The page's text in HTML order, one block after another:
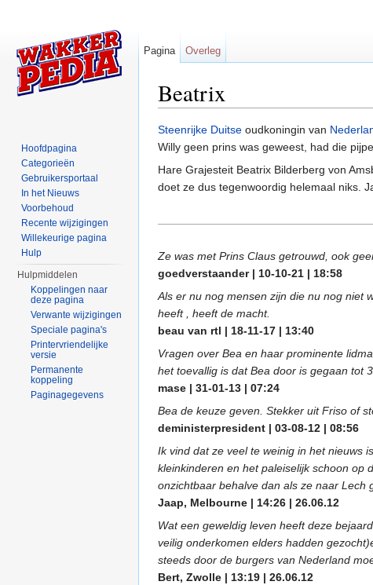
Beatrix
Steenrijke Duitse oudkoningin van
Willy geen prins was geweest, had die
Hare Grajesteit Beatrix Bilderberg von
doet ze dus tegenwoordig helemaal niks.
Ze was met Prins Claus getrouwd, ook
goedverstaander | 10-10-21 | 18:58
Als er nu nog mensen zijn die nu nog niet
heeft , heeft de macht.
beau van rtl | 18-11-17 | 13:40
Vragen over Bea en haar prominente
het toevallig is dat Bea door is gegaan tot
mase | 31-01-13 | 07:24
Bea de keuze geven. Stekker uit Friso of
deministerpresident | 03-08-12 | 08:56
Ik vind dat ze veel te weinig in het nieuws
kleinkinderen en het paleiselijk schoon op
onzichtbaar behalve dan als ze naar Lech
Jaap, Melbourne | 14:26 | 26.06.12
Wat een geweldig leven heeft deze
veilig onderkomen elders hadden
steeds door de burgers van Nederland
Bert, Zwolle | 13:19 | 26.06.12
Pagina Overleg
Hoofdpagina
Categorieën
Gebruikersportaal
In het Nieuws
Voorbehoud
Recente wijzigingen
Willekeurige pagina
Hulp
Hulpmiddelen
Koppelingen naar
deze pagina
Verwante wijzigingen
Speciale pagina's
Printervriendelijke
versie
Permanente
koppeling
Paginagegevens